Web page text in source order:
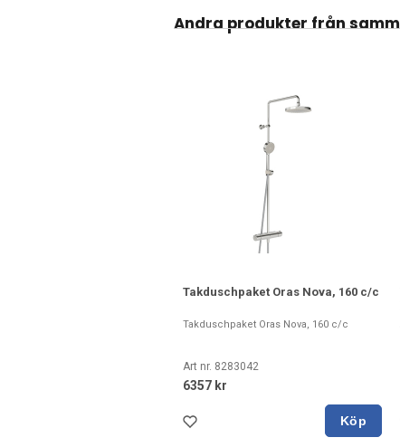
Andra produkter från
Takduschpaket Oras Nova, 160 c/c
Takduschpaket Oras Nova, 160 c/c
Art nr. 8283042
6357 kr
Köp